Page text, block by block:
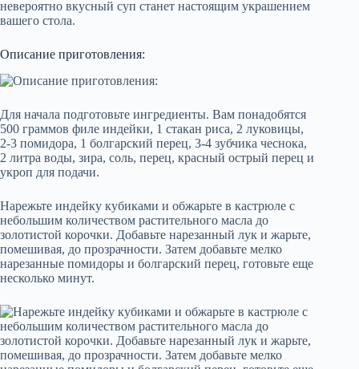
Описание приготовления:
Для начала подготовьте ингредиенты. Вам понадобятся
500 граммов филе индейки, 1 стакан риса, 2 луковицы,
2-3 помидора, 1 болгарский перец, 3-4 зубчика чеснока,
2 литра воды, зира, соль, перец, красный острый перец и
укроп для подачи.
Нарежьте индейку кубиками и обжарьте в кастрюле с
небольшим количеством растительного масла до
золотистой корочки. Добавьте нарезанный лук и жарьте,
помешивая, до прозрачности. Затем добавьте мелко
нарезанные помидоры и болгарский перец, готовьте еще
несколько минут.